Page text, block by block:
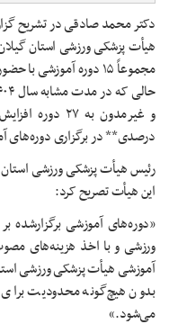
درصدی** در برگزاری
رئیس هیأت پزشکی ورزشی استان
این هیأت تصریح کرد:
«دوره‌های آموزشی برگزارشده
ورزشی و با اخذ هزینه‌های
آموزشی هیأت پزشکی ورزشی
بدون هیچ‌گونه محدودیت برای
می‌شود.»